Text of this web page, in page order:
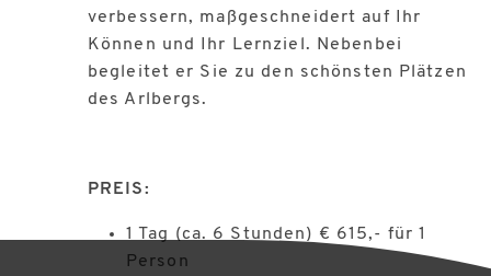
verbessern, maßgeschneidert auf Ihr
Können und Ihr Lernziel. Nebenbei
begleitet er Sie zu den schönsten Plätzen
des Arlbergs.
PREIS:
1 Tag (ca. 6 Stunden) € 615,- für 1
Person